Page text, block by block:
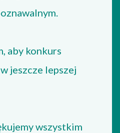
aby konkurs
jeszcze lepszej
wszystkim